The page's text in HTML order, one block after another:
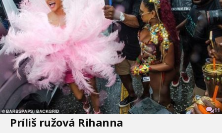
11
Príliš ružová Rihanna